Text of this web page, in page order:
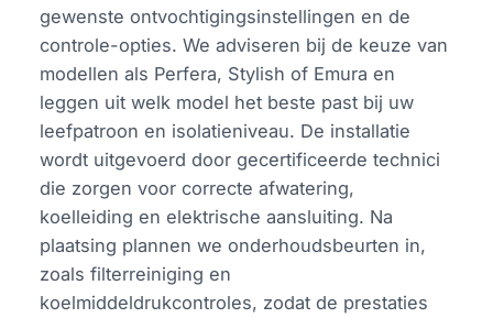
gewenste ontvochtigingsinstellingen en de
controle-opties. We adviseren bij de keuze van
modellen als Perfera, Stylish of Emura en
leggen uit welk model het beste past bij uw
leefpatroon en isolatieniveau. De installatie
wordt uitgevoerd door gecertificeerde technici
die zorgen voor correcte afwatering,
koelleiding en elektrische aansluiting. Na
plaatsing plannen we onderhoudsbeurten in,
zoals filterreiniging en
koelmiddeldrukcontroles, zodat de prestaties